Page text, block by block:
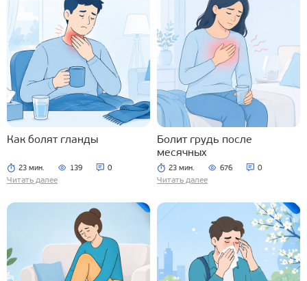
Как болят гланды
23 мин. 139 0
Читать далее
Болит грудь после
месячных
23 мин. 676 0
Читать далее